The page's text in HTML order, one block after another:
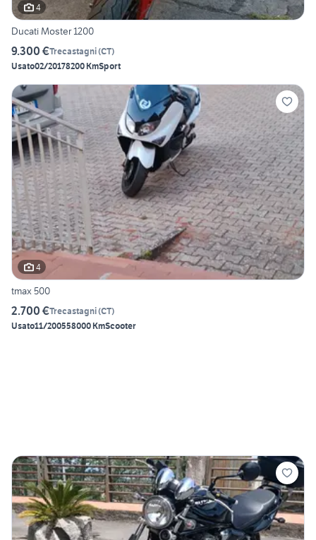
4
Ducati Moster 1200
9.300 €Trecastagni(CT)
Usato02/20178200 KmSport
4
tmax 500
2.700 €Trecastagni(CT)
Usato11/200558000 KmScooter